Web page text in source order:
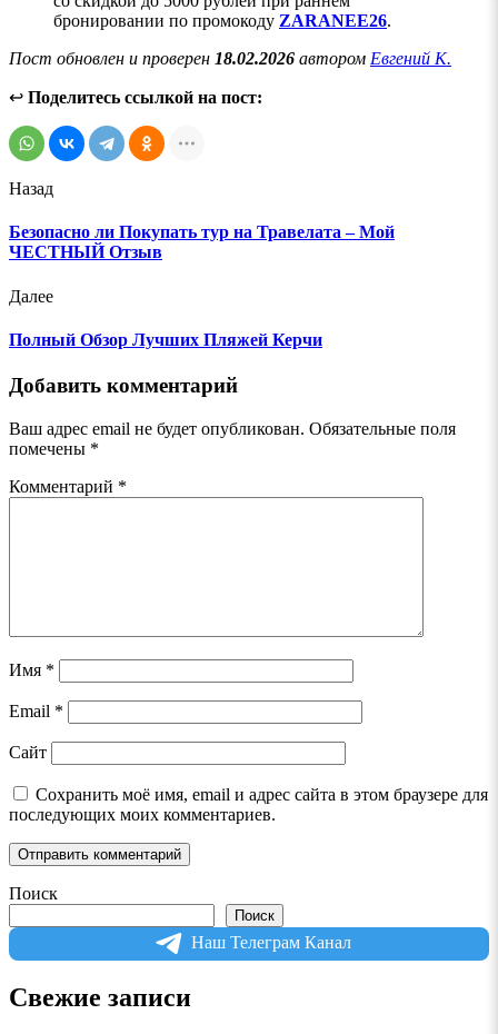
бронировании по промокоду ZARANEE26.
Пост обновлен и проверен 18.02.2026 автором Евгений К.
↩ Поделитесь ссылкой на пост:
Назад
Безопасно ли Покупать тур на Травелата – Мой
ЧЕСТНЫЙ Отзыв
Далее
Полный Обзор Лучших Пляжей Керчи
Добавить комментарий
Ваш адрес email не будет опубликован. Обязательные поля
помечены *
Комментарий *
Имя *
Email *
Сайт
Сохранить моё имя, email и адрес сайта в этом браузере для
последующих моих комментариев.
Поиск
Поиск
Наш Телеграм Канал
Свежие записи